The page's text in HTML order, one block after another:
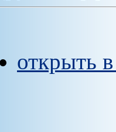
открыть